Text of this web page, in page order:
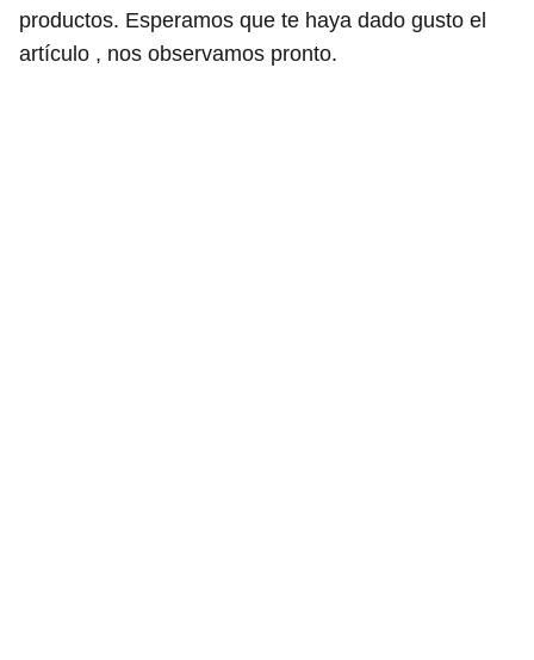
productos. Esperamos que te haya dado gusto el
artículo , nos observamos pronto.